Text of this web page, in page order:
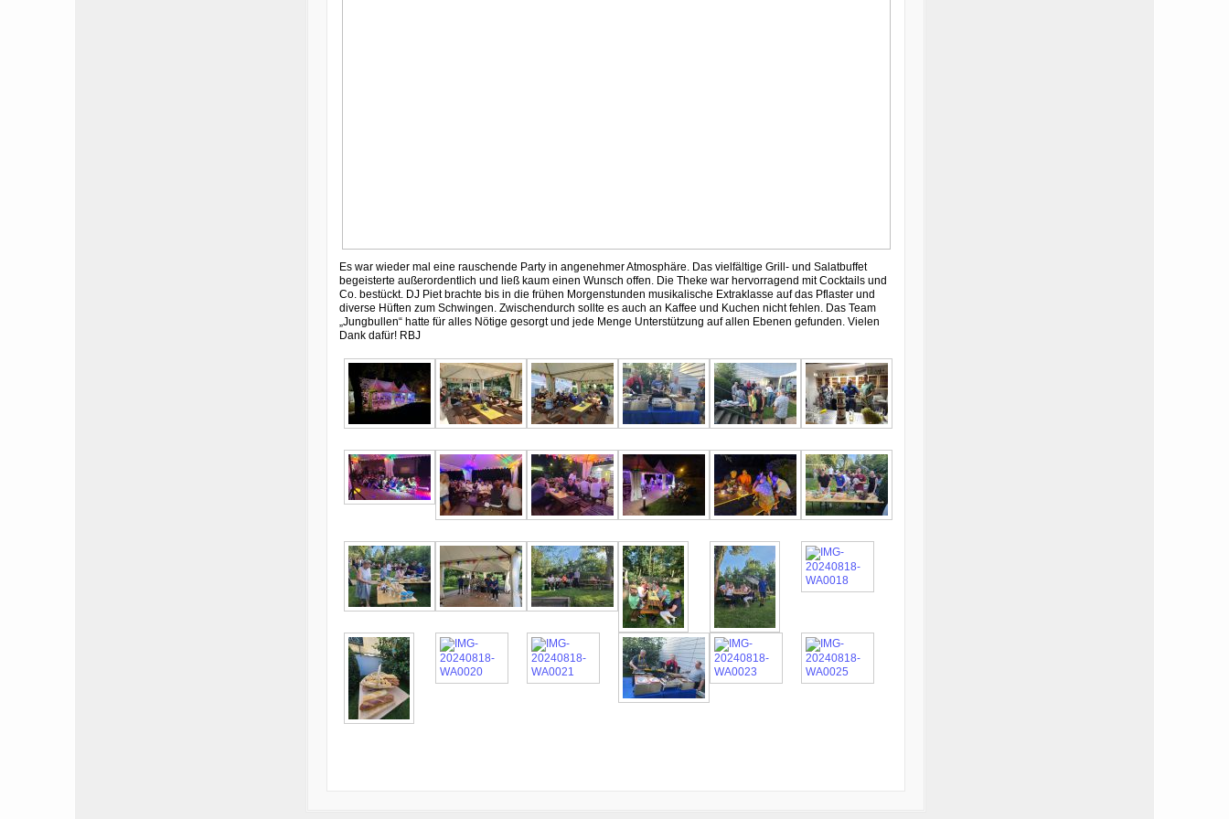
Es war wieder mal eine rauschende Party in angenehmer Atmosphäre. Das vielfältige Grill- und Salatbuffet
begeisterte außerordentlich und ließ kaum einen Wunsch offen. Die Theke war hervorragend mit Cocktails und
Co. bestückt. DJ Piet brachte bis in die frühen Morgenstunden musikalische Extraklasse auf das Pflaster und
diverse Hüften zum Schwingen. Zwischendurch sollte es auch an Kaffee und Kuchen nicht fehlen. Das Team
„Jungbullen“ hatte für alles Nötige gesorgt und jede Menge Unterstützung auf allen Ebenen gefunden. Vielen
Dank dafür! RBJ